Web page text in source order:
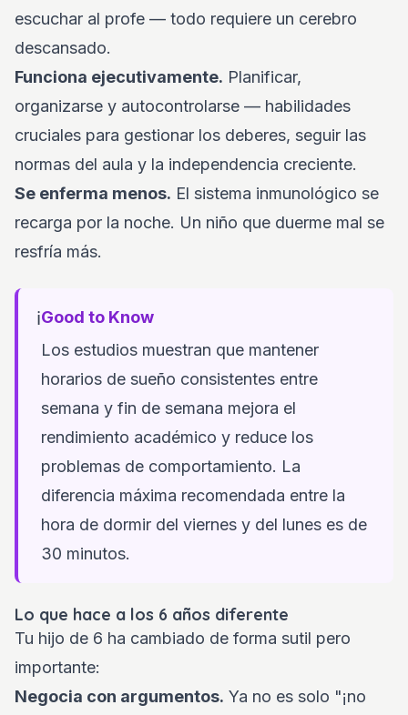
escuchar al profe — todo requiere un cerebro
descansado.
Funciona ejecutivamente. Planificar,
organizarse y autocontrolarse — habilidades
cruciales para gestionar los deberes, seguir las
normas del aula y la independencia creciente.
Se enferma menos. El sistema inmunológico se
recarga por la noche. Un niño que duerme mal se
resfría más.
ℹ️Good to Know
Los estudios muestran que mantener
horarios de sueño consistentes entre
semana y fin de semana mejora el
rendimiento académico y reduce los
problemas de comportamiento. La
diferencia máxima recomendada entre la
hora de dormir del viernes y del lunes es de
30 minutos.
Lo que hace a los 6 años diferente
Tu hijo de 6 ha cambiado de forma sutil pero
importante:
Negocia con argumentos. Ya no es solo "¡no